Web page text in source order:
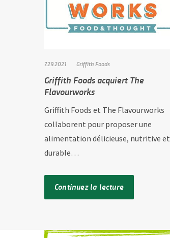
7.29.2021 Griffith Foods
Griffith Foods acquiert The
Flavourworks
Griffith Foods et The Flavourworks
collaborent pour proposer une
alimentation délicieuse, nutritive et
durable…
Continuez la lecture